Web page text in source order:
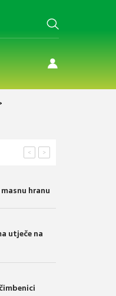
>
<
hranu
utječe na